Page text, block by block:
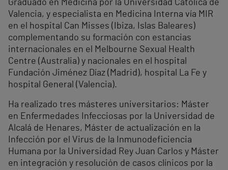
Graduado en Medicina por la Universidad Católica de
Valencia, y especialista en Medicina Interna vía MIR
en el hospital Can Misses (Ibiza, Islas Baleares)
complementando su formación con estancias
internacionales en el Melbourne Sexual Health
Centre (Australia) y nacionales en el hospital
Fundación Jiménez Díaz (Madrid), hospital La Fe y
hospital General (Valencia).
Ha realizado tres másteres universitarios: Máster
en Enfermedades Infecciosas por la Universidad de
Alcalá de Henares, Máster de actualización en la
Infección por el Virus de la Inmunodeficiencia
Humana por la Universidad Rey Juan Carlos y Máster
en integración y resolución de casos clínicos por la